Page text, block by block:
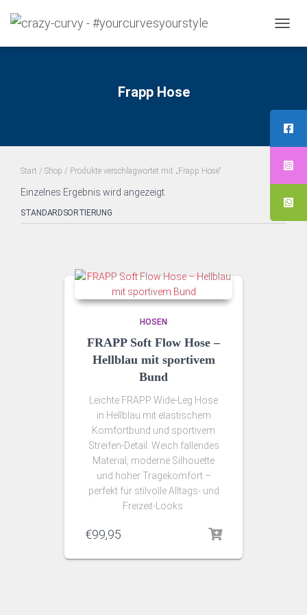
Frapp Hose
Start / Shop / Produkte verschlagwortet mit „Frapp Hose“
Einzelnes Ergebnis wird angezeigt
HOSEN
FRAPP Soft Flow Hose –
Hellblau mit sportivem
Bund
Leichte FRAPP Wide-Leg Hose
in Hellblau mit elastischem
Komfortbund und sportivem
Streifen-Detail. Weich fallendes
Material, moderne Silhouette
und hoher Tragekomfort –
perfekt für stilvolle Alltags- und
Freizeit-Looks.
€99,95